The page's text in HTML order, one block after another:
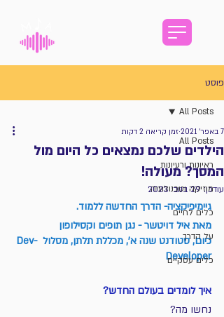
פוסט
All Posts
ראיונות ורעיונות
מוזיקה וטכנולוגיה
כלים לחיים
על הדרך
כלים עסקיים
All Posts
הילדים שלכם נמצאים כל היום מול
המסך? מעולה!
7 באפר׳ 2021 זמן קריאה 2 דקות
עודכן:29 בנוב׳ 2023
גיימיפיקציה- הדרך החדשה ללמוד.
מאת איל דויטשר - נגן תופים וקסילופון
כיום, סטודנט שנה א', מכללת תלתן, מסלול Dev-
Developer
איך לומדים בעולם החדש?
נחשו מה?